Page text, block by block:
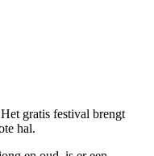
gratis festival brengt
hal.